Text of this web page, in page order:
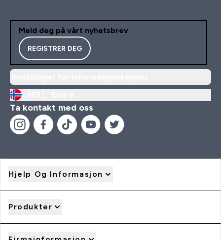
Meld deg på vårt nyhetsbrev
REGISTRER DEG
Ta kontakt med oss
Hjelp Og Informasjon
Produkter